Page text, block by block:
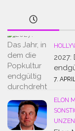
7.
ELON